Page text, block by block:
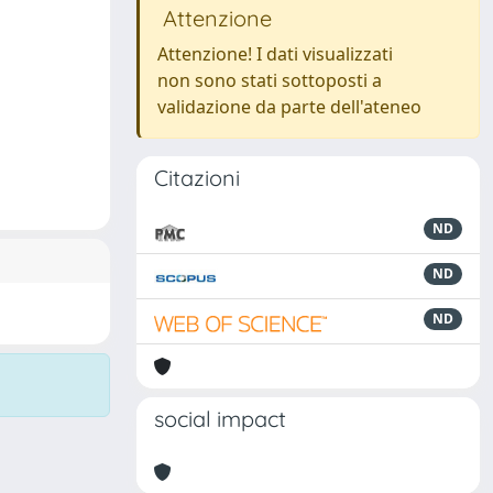
Attenzione
Attenzione! I dati visualizzati
non sono stati sottoposti a
validazione da parte dell'ateneo
Citazioni
ND
ND
ND
social impact